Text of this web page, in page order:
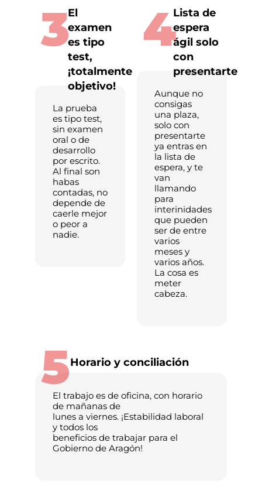
3El
examen
es tipo
test,
¡totalmente
objetivo!
La prueba
es tipo test,
sin examen
oral o de
desarrollo
por escrito.
Al final son
habas
contadas, no
depende de
caerle mejor
o peor a
nadie.
4Lista de
espera
ágil solo
con
presentarte
Aunque no
consigas
una plaza,
solo con
presentarte
ya entras en
la lista de
espera, y te
van
llamando
para
interinidades
que pueden
ser de entre
varios
meses y
varios años.
La cosa es
meter
cabeza.
5Horario y conciliación
El trabajo es de oficina, con horario
de mañanas de
lunes a viernes. ¡Estabilidad laboral
y todos los
beneficios de trabajar para el
Gobierno de Aragón!